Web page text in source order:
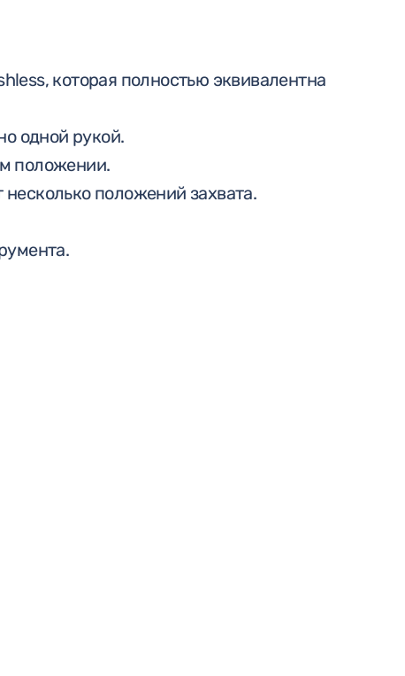
которая полностью эквивалентна
одной рукой.
положении.
положений захвата.